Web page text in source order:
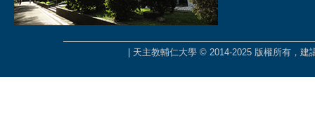
| 天主教輔仁大學 © 2014-2025 版權所有，